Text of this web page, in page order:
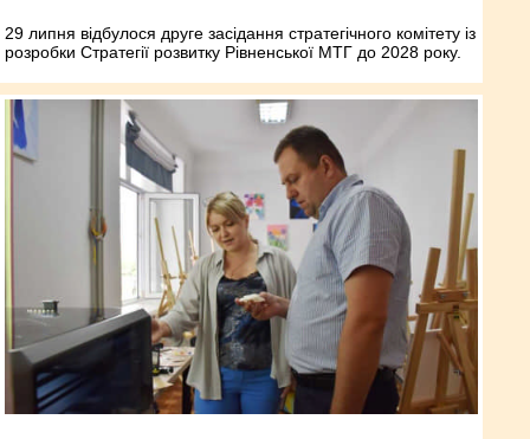
29 липня відбулося друге засідання стратегічного комітету із
розробки Стратегії розвитку Рівненської МТГ до 2028 року.